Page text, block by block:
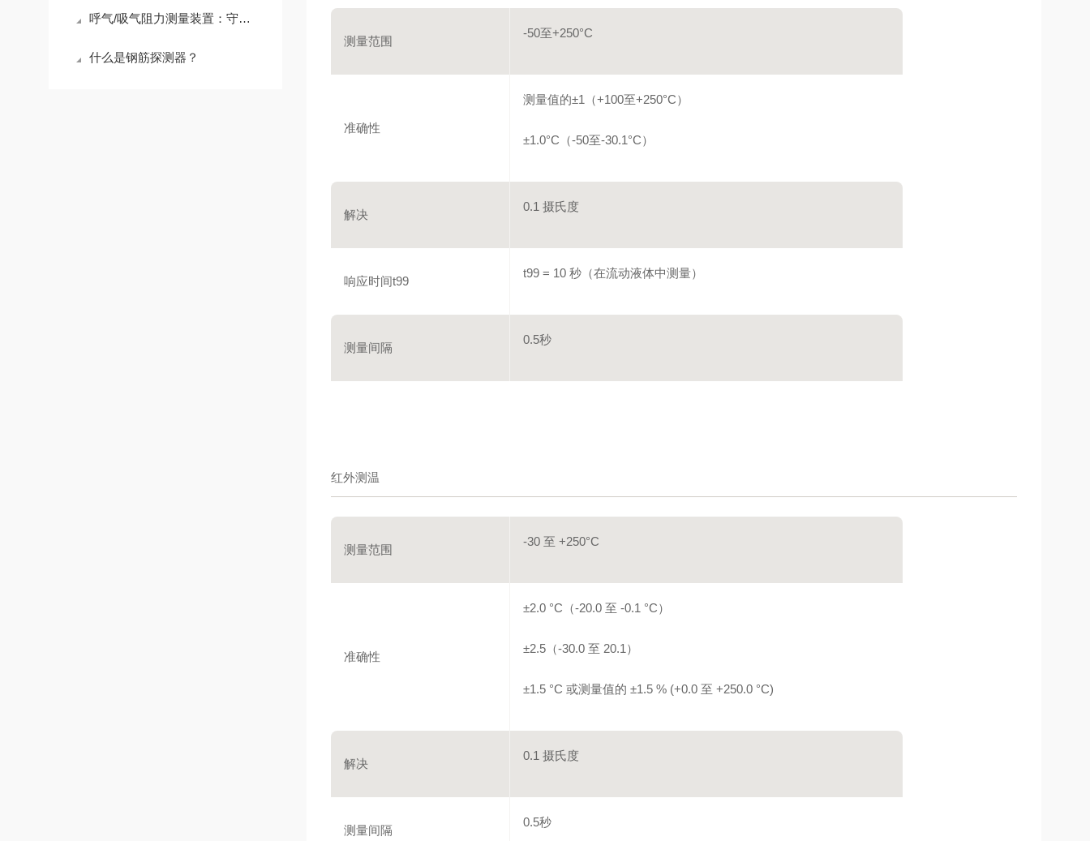
呼气/吸气阻力测量装置：守护呼吸健康的精密“卫士”
什么是钢筋探测器？
测量范围
-50至+250°C
准确性
测量值的±1（+100至+250°C）
±1.0°C（-50至-30.1°C）
解决
0.1 摄氏度
响应时间t99
t99 = 10 秒（在流动液体中测量）
测量间隔
0.5秒
红外测温
测量范围
-30 至 +250°C
准确性
±2.0 °C（-20.0 至 -0.1 °C）
±2.5（-30.0 至 20.1）
±1.5 °C 或测量值的 ±1.5 % (+0.0 至 +250.0 °C)
解决
0.1 摄氏度
测量间隔
0.5秒